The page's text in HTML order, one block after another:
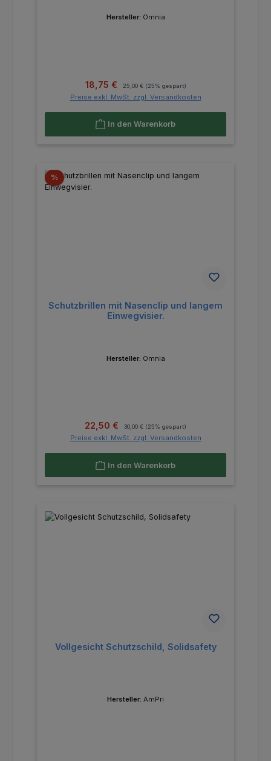
Hersteller: Omnia
Verkaufspreis:
18,75 € 25,00 € (25% gespart)
Preise exkl. MwSt. zzgl. Versandkosten
In den Warenkorb
%Rabatt
Schutzbrillen mit Nasenclip und langem
Einwegvisier.
Hersteller: Omnia
Verkaufspreis:
22,50 € Regulärer Preis:
30,00 € (25% gespart)
Preise exkl. MwSt. zzgl. Versandkosten
In den Warenkorb
Vollgesicht Schutzschild, Solidsafety
Hersteller: AmPri